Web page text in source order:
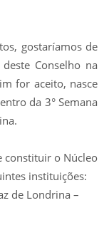
gostaríamos de
Conselho na
for aceito, nasce
da 3° Semana
constituir o Núcleo
instituições:
de Londrina –